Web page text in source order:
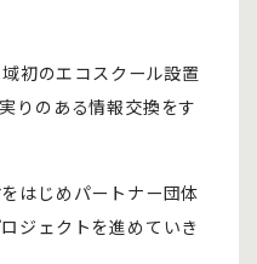
初のエコスクール設置
りのある情報交換をす
はじめパートナー団体
ジェクトを進めていき